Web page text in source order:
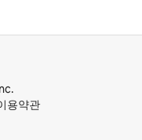
용약관